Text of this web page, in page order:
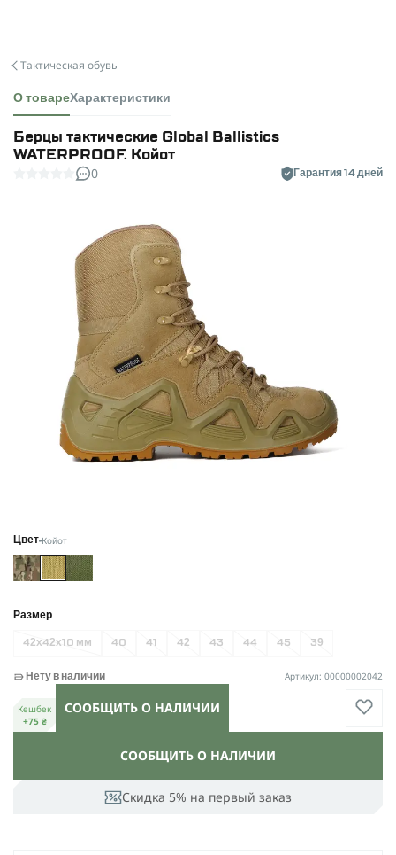
Тактическая обувь
О товареХарактеристики
Берцы тактические Global Ballistics
WATERPROOF. Койот
0 Гарантия 14 дней
Цвет Койот
Размер
42х42х10 мм 40 41 42 43 44 45 39
Скидка 5% на первый заказ
СООБЩИТЬ О НАЛИЧИИ
Нету в наличии Артикул: 00000002042
Кешбек
+75 ₴
СООБЩИТЬ О НАЛИЧИИ